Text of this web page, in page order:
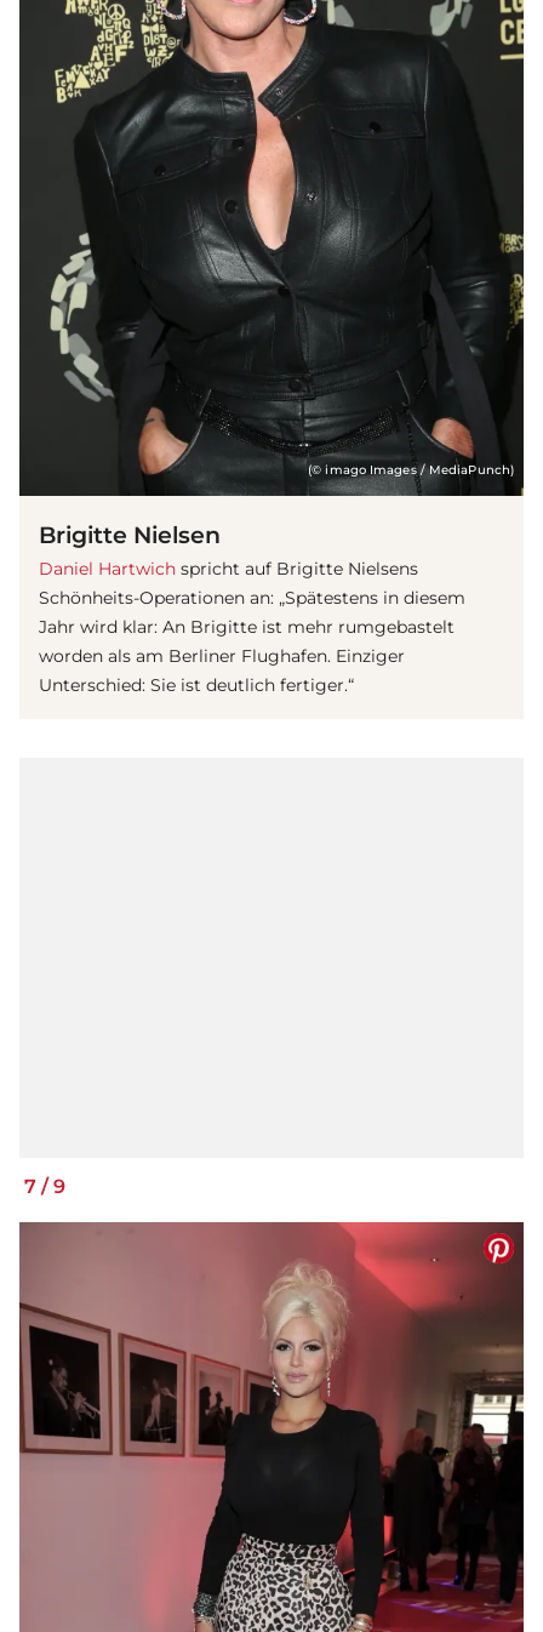
(© imago Images / MediaPunch)
Brigitte Nielsen
Daniel Hartwich spricht auf Brigitte Nielsens
Schönheits-Operationen an: „Spätestens in diesem
Jahr wird klar: An Brigitte ist mehr rumgebastelt
worden als am Berliner Flughafen. Einziger
Unterschied: Sie ist deutlich fertiger.“
7 /9